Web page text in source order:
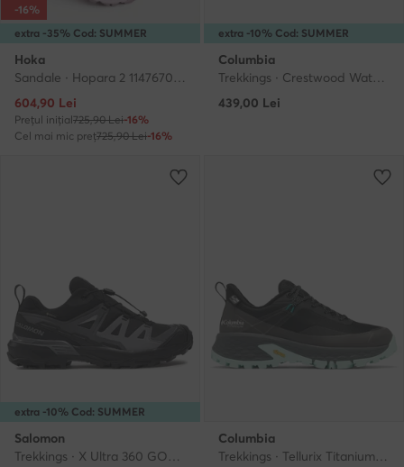
extra -35% Cod: SUMMER
-16%
Hoka
Sandale · Hopara 2 1147670 · Violet
Prețul actual
604,90 Lei
Prețul inițial725,90 Lei-16%
Cel mai mic preț725,90 Lei-16%
extra -10% Cod: SUMMER
Columbia
Trekkings · Crestwood Waterproof 2100651 · Maro
439,00 Lei
extra -10% Cod: SUMMER
Salomon
Trekkings · X Ultra 360 GORE-TEX L47453200 · Negru
Columbia
Trekkings · Tellurix Titanium 2148911 · Negru